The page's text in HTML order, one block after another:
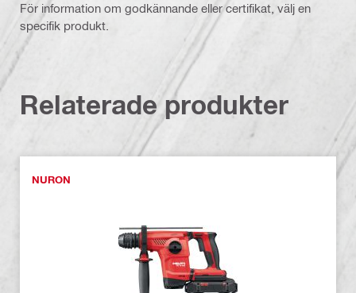
För information om godkännande eller certifikat, välj en
specifik produkt.
Relaterade produkter
NURON